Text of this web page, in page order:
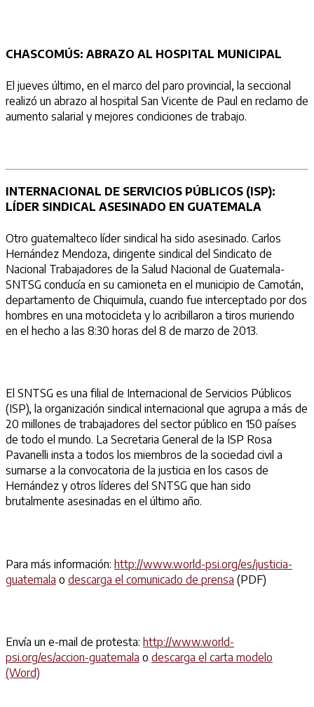
CHASCOMÚS: ABRAZO AL HOSPITAL MUNICIPAL
El jueves último, en el marco del paro provincial, la seccional
realizó un abrazo al hospital San Vicente de Paul en reclamo de
aumento salarial y mejores condiciones de trabajo.
INTERNACIONAL DE SERVICIOS PÚBLICOS (ISP):
LÍDER SINDICAL ASESINADO EN GUATEMALA
Otro guatemalteco líder sindical ha sido asesinado. Carlos
Hernández Mendoza, dirigente sindical del Sindicato de
Nacional Trabajadores de la Salud Nacional de Guatemala-
SNTSG conducía en su camioneta en el municipio de Camotán,
departamento de Chiquimula, cuando fue interceptado por dos
hombres en una motocicleta y lo acribillaron a tiros muriendo
en el hecho a las 8:30 horas del 8 de marzo de 2013.
El SNTSG es una filial de Internacional de Servicios Públicos
(ISP), la organización sindical internacional que agrupa a más de
20 millones de trabajadores del sector público en 150 países
de todo el mundo. La Secretaria General de la ISP Rosa
Pavanelli insta a todos los miembros de la sociedad civil a
sumarse a la convocatoria de la justicia en los casos de
Hernández y otros líderes del SNTSG que han sido
brutalmente asesinadas en el último año.
Para más información: http://www.world-psi.org/es/justicia-
guatemala o descarga el comunicado de prensa (PDF)
Envía un e-mail de protesta: http://www.world-
psi.org/es/accion-guatemala o descarga el carta modelo
(Word)